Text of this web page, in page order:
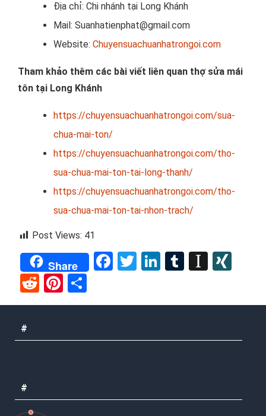
Địa chỉ: Chi nhánh tại Long Khánh
Mail: Suanhatienphat@gmail.com
Website: Chuyensuachuanhatrongoi.com
Tham khảo thêm các bài viết liên quan thợ sửa mái
tôn tại Long Khánh
https://chuyensuachuanhatrongoi.com/sua-
chua-mai-ton/
https://chuyensuachuanhatrongoi.com/tho-
sua-chua-mai-ton-tai-long-thanh/
https://chuyensuachuanhatrongoi.com/tho-
sua-chua-mai-ton-tai-nhon-trach/
Post Views: 41
Share Facebook
TwitterLinkedIn
Tumblr
RedditPinterest
#
#